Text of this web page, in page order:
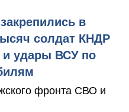
в
солдат КНДР
и удары ВСУ по
фронта СВО и